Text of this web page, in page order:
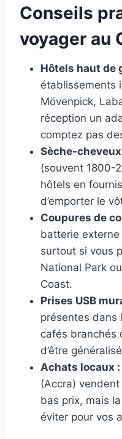
Conseils
voyager au
Hôtels haut de
établissements
Mövenpick,
réception un
comptez pas
Sèche-cheveux
(souvent 1800-
hôtels en
d’emporter le
Coupures de
batterie
surtout si vous
National Park
Coast.
Prises USB
présentes dans
cafés branchés
d’être
Achats locaux :
(Accra)
bas prix, mais
éviter pour vos